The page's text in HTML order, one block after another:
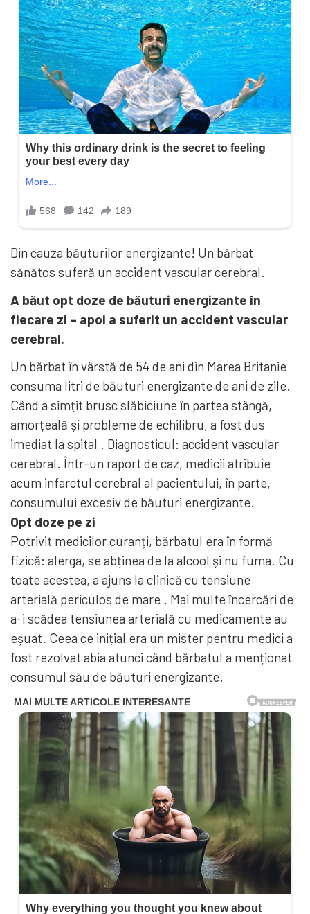
Din cauza băuturilor energizante! Un bărbat
sănătos suferă un accident vascular cerebral.
A băut opt ​​doze de băuturi energizante în
fiecare zi – apoi a suferit un accident vascular
cerebral.
Un bărbat în vârstă de 54 de ani din Marea Britanie
consuma litri de băuturi energizante de ani de zile.
Când a simțit brusc slăbiciune în partea stângă,
amorțeală și probleme de echilibru, a fost dus
imediat la spital . Diagnosticul: accident vascular
cerebral. Într-un raport de caz, medicii atribuie
acum infarctul cerebral al pacientului, în parte,
consumului excesiv de băuturi energizante.
Opt doze pe zi
Potrivit medicilor curanți, bărbatul era în formă
fizică: alerga, se abținea de la alcool și nu fuma. Cu
toate acestea, a ajuns la clinică cu tensiune
arterială periculos de mare . Mai multe încercări de
a-i scădea tensiunea arterială cu medicamente au
eșuat. Ceea ce inițial era un mister pentru medici a
fost rezolvat abia atunci când bărbatul a menționat
consumul său de băuturi energizante.